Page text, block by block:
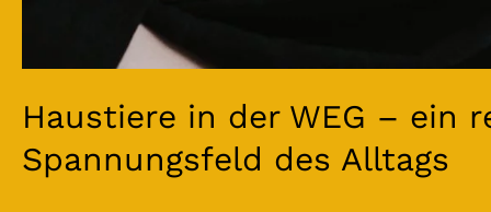
Haustiere in der WEG – ein
Spannungsfeld des Alltags